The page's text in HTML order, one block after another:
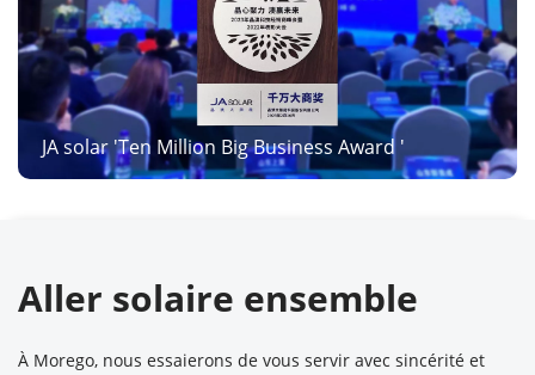
JA solar 'Ten Million Big Business Award '
Aller solaire ensemble
À Morego, nous essaierons de vous servir avec sincérité et